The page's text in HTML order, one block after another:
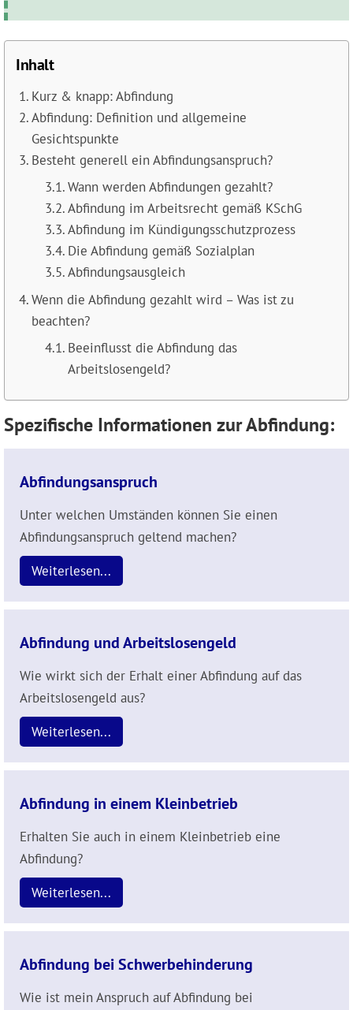
Inhalt
Kurz & knapp: Abfindung
Abfindung: Definition und allgemeine
Gesichtspunkte
Besteht generell ein Abfindungsanspruch?
Wann werden Abfindungen gezahlt?
Abfindung im Arbeitsrecht gemäß KSchG
Abfindung im Kündigungsschutzprozess
Die Abfindung gemäß Sozialplan
Abfindungsausgleich
Wenn die Abfindung gezahlt wird – Was ist zu
beachten?
Beeinflusst die Abfindung das
Arbeitslosengeld?
Spezifische Informationen zur Abfindung:
Abfindungsanspruch
Unter welchen Umständen können Sie einen
Abfindungsanspruch geltend machen?
Weiterlesen...
Abfindung und Arbeitslosengeld
Wie wirkt sich der Erhalt einer Abfindung auf das
Arbeitslosengeld aus?
Weiterlesen...
Abfindung in einem Kleinbetrieb
Erhalten Sie auch in einem Kleinbetrieb eine
Abfindung?
Weiterlesen...
Abfindung bei Schwerbehinderung
Wie ist mein Anspruch auf Abfindung bei